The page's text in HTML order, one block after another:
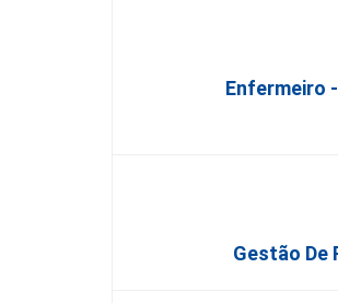
Enfermeiro
Gestão De